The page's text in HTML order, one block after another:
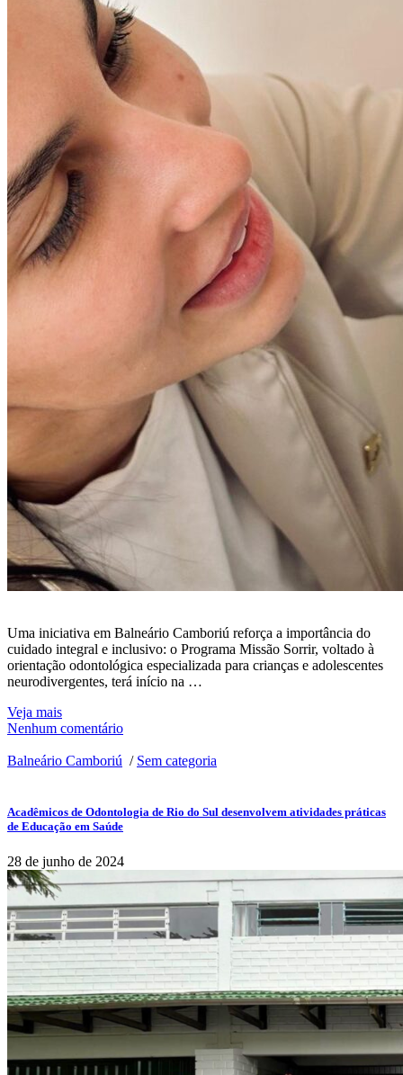
Uma iniciativa em Balneário Camboriú reforça a importância do
cuidado integral e inclusivo: o Programa Missão Sorrir, voltado à
orientação odontológica especializada para crianças e adolescentes
neurodivergentes, terá início na …
Veja mais
Nenhum comentário
Balneário Camboriú / Sem categoria
Acadêmicos de Odontologia de Rio do Sul desenvolvem atividades práticas
de Educação em Saúde
28 de junho de 2024